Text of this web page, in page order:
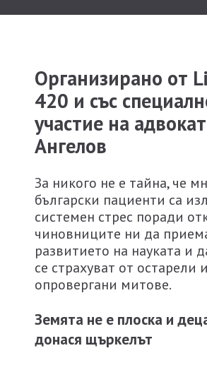
Организирано от
420 и със
участие на
Ангелов
За никого не е тайна, че
български пациенти са
системен стрес поради
чиновниците ни да
развитието на науката и
се страхуват от остарели
опровергани митове.
Земята не е плоска и
донася щъркелът